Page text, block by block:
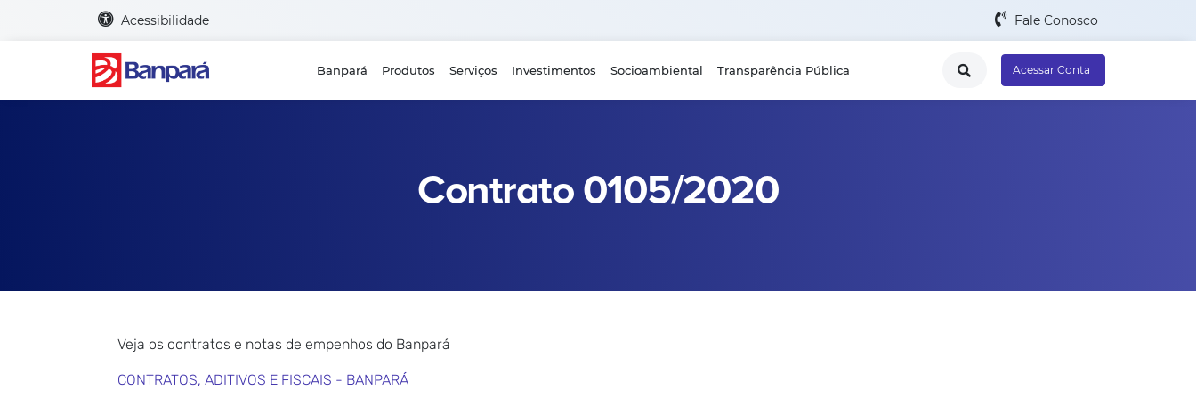
Acessibilidade Fale Conosco
Banpará Produtos Serviços Investimentos Socioambiental Transparência Pública Acessar Conta
Contrato 0105/2020
Veja os contratos e notas de empenhos do Banpará
CONTRATOS, ADITIVOS E FISCAIS - BANPARÁ